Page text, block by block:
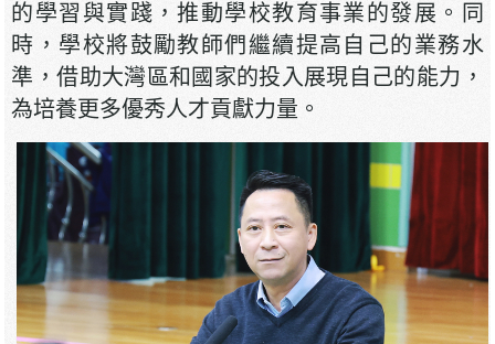
的學習與實踐，推動學校教育事業的發展。同
時，學校將鼓勵教師們繼續提高自己的業務水
準，借助大灣區和國家的投入展現自己的能力，
為培養更多優秀人才貢獻力量。